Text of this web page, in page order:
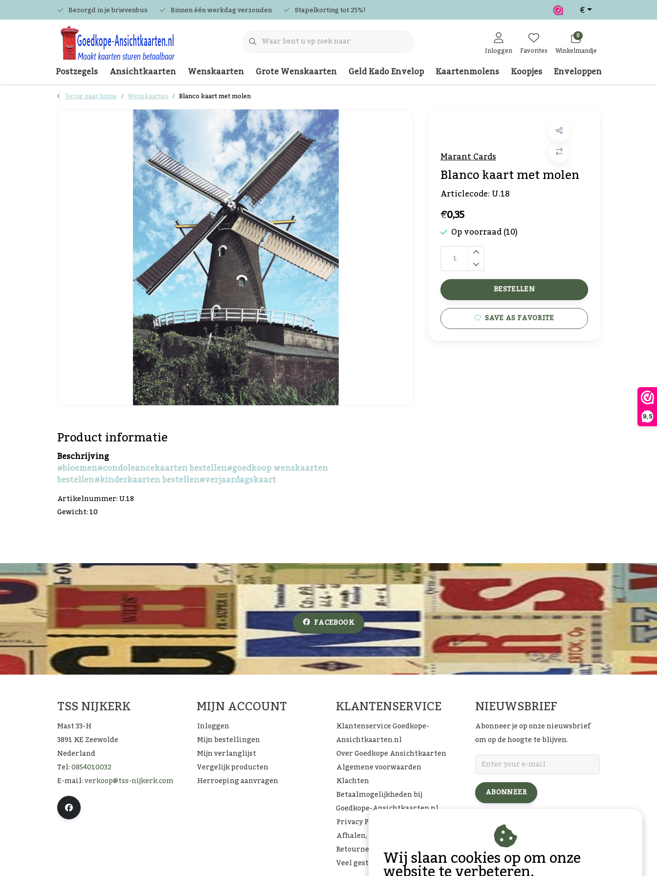
9,5
Bezorgd in je brievenbus Binnen één werkdag verzonden Stapelkorting tot 25%! €
Inloggen Favorites
0
Winkelmandje
Postzegels Ansichtkaarten Wenskaarten Grote Wenskaarten Geld Kado Envelop Kaartenmolens Koopjes Enveloppen
Terug naar home Wenskaarten Blanco kaart met molen
Marant Cards
Blanco kaart met molen
Articlecode:U.18
€0,35
Op voorraad (10)
BESTELLEN
SAVE AS FAVORITE
Product informatie
Beschrijving
#bloemen#condoleancekaarten bestellen#goedkoop wenskaarten
bestellen#kinderkaarten bestellen#verjaardagskaart
Artikelnummer: U.18
Gewicht: 10
FACEBOOK
TSS NIJKERK
Mast 33-H
3891 KE Zeewolde
Nederland
Tel:0854010032
E-mail:verkoop@tss-nijkerk.com
MIJN ACCOUNT
Inloggen
Mijn bestellingen
Mijn verlanglijst
Vergelijk producten
Herroeping aanvragen
KLANTENSERVICE
Klantenservice Goedkope-
Ansichtkaarten.nl
Over Goedkope Ansichtkaarten
Algemene voorwaarden
Klachten
Betaalmogelijkheden bij
Goedkope-Ansichtkaarten.nl
Privacy Policy
Afhalen, Verzenden of
Retourneren
Veel gestelde vragen
NIEUWSBRIEF
Abonneer je op onze nieuwsbrief
om op de hoogte te blijven.
ABONNEER
Wij slaan cookies op om onze